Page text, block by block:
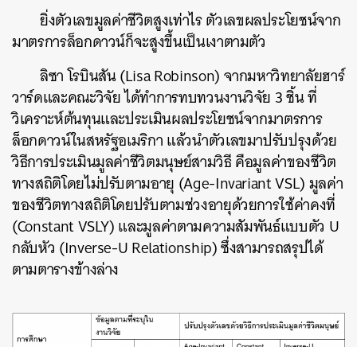
ยิ่งตัวเลขมูลค่าชีวิตสูงเท่าไร ตัวเลขผลประโยชน์จาก
มาตรการล็อกดาวน์ก็จะสูงขึ้นเป็นเงาตามตัว
ลิซา โรบินสัน (Lisa Robinson) จากมหาวิทยาลัยฮาร์
วาร์ดและคณะวิจัย ได้ทำการทบทวนงานวิจัย 3 ชิ้น ที่
วิเคราะห์ต้นทุนและประเมินผลประโยชน์จากมาตรการ
ล็อกดาวน์ในสหรัฐอเมริกา แล้วนำตัวเลขมาปรับปรุงด้วย
วิธีการประเมินมูลค่าชีวิตมนุษย์สามวิธี คือมูลค่าของชีวิต
ทางสถิติโดยไม่ปรับตามอายุ (Age-Invariant VSL) มูลค่า
ของชีวิตทางสถิติโดยปรับตามช่วงอายุด้วยการใช้ค่าคงที่
(Constant VSLY) และมูลค่าตามความสัมพันธ์แบบตัว U
กลับหัว (Inverse-U Relationship) ซึ่งสามารถสรุปได้
ตามตารางข้างล่าง